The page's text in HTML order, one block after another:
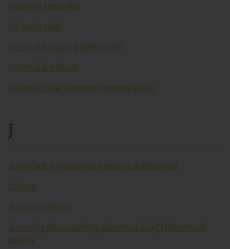
Iqtisodiy resurslar
Iqtisodiy tsikl
Iste'mol narxlari indeksi (INI)
Iste’mol kreditlari
Iste’molchilar huquqini himoya qilish
J
Jamg’arib boriladigan pensiya daftarchasi
Jarima
Jismoniy shaxs
Jismoniy shaxslarning daromad solig’i (daromad
solig’i)